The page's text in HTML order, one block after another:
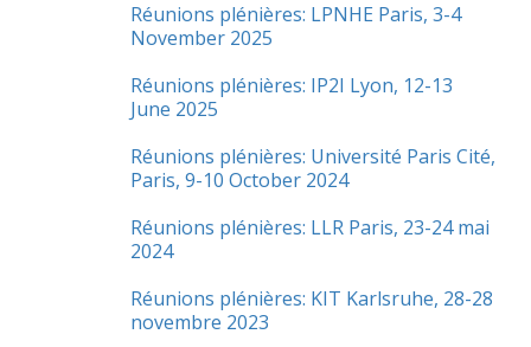
Réunions plénières: LPNHE Paris, 3-4
November 2025
Réunions plénières: IP2I Lyon, 12-13
June 2025
Réunions plénières: Université Paris Cité,
Paris, 9-10 October 2024
Réunions plénières: LLR Paris, 23-24 mai
2024
Réunions plénières: KIT Karlsruhe, 28-28
novembre 2023